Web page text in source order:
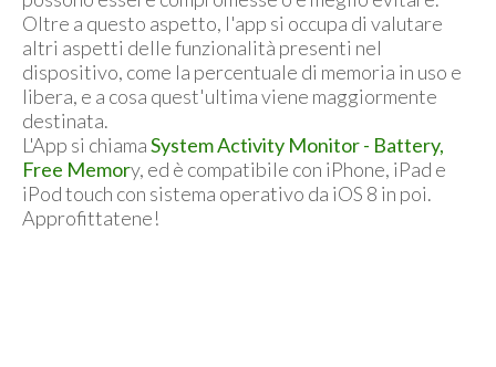
Oltre a questo aspetto, l'app si occupa di valutare
altri aspetti delle funzionalità presenti nel
dispositivo, come la percentuale di memoria in uso e
libera, e a cosa quest'ultima viene maggiormente
destinata.
L'App si chiamaSystem Activity Monitor - Battery,
Free Memory, ed è compatibile con iPhone, iPad e
iPod touch con sistema operativo da iOS 8 in poi.
Approfittatene!